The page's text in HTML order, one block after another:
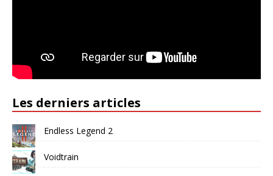
Les derniers articles
Endless Legend 2
Voidtrain